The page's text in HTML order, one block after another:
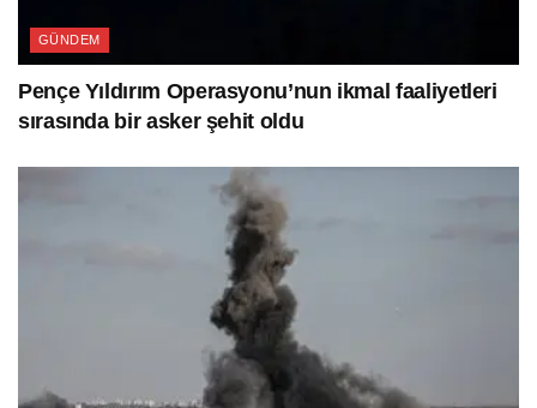
GÜNDEM
Pençe Yıldırım Operasyonu’nun ikmal faaliyetleri
sırasında bir asker şehit oldu